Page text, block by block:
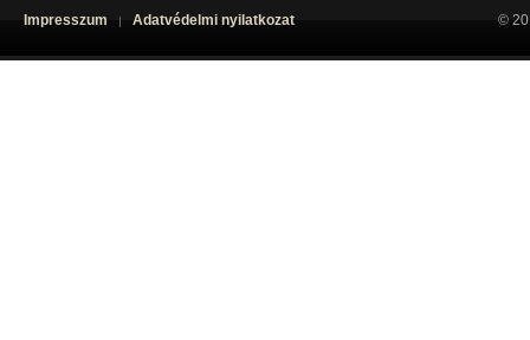
Impresszum Adatvédelmi nyilatkozat ©